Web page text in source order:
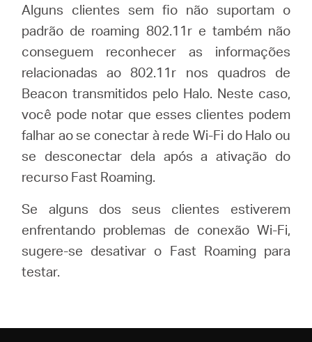
Portuguese
Alguns clientes sem fio não suportam o
padrão de roaming 802.11r e também não
conseguem reconhecer as informações
relacionadas ao 802.11r nos quadros de
Beacon transmitidos pelo Halo. Neste caso,
você pode notar que esses clientes podem
falhar ao se conectar à rede Wi-Fi do Halo ou
se desconectar dela após a ativação do
recurso Fast Roaming.
Se alguns dos seus clientes estiverem
enfrentando problemas de conexão Wi-Fi,
sugere-se desativar o Fast Roaming para
testar.